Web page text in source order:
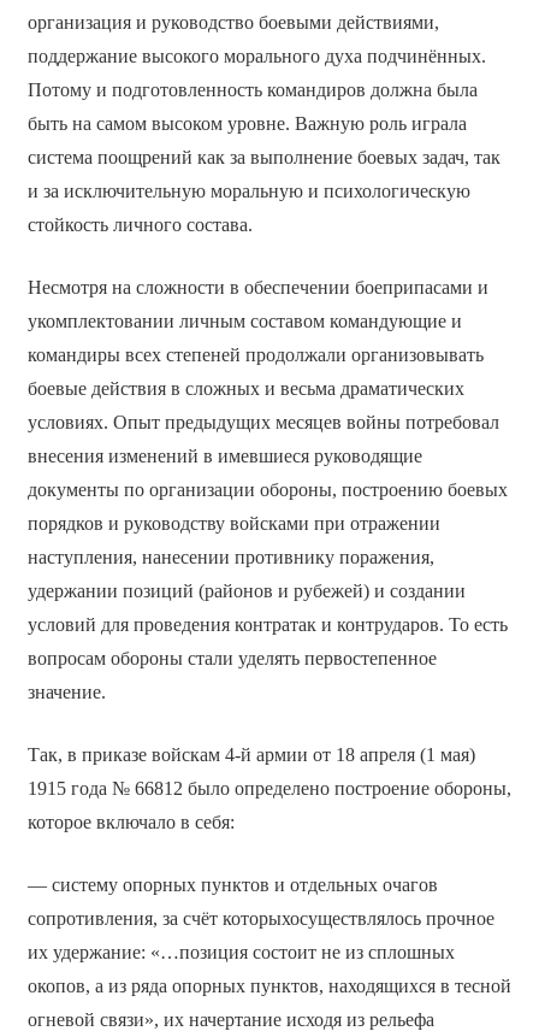
организация и руководство боевыми действиями,
поддержание высокого морального духа подчинённых.
Потому и подготовленность командиров должна была
быть на самом высоком уровне. Важную роль играла
система поощрений как за выполнение боевых задач, так
и за исключительную моральную и психологическую
стойкость личного состава.
Несмотря на сложности в обеспечении боеприпасами и
укомплектовании личным составом командующие и
командиры всех степеней продолжали организовывать
боевые действия в сложных и весьма драматических
условиях. Опыт предыдущих месяцев войны потребовал
внесения изменений в имевшиеся руководящие
документы по организации обороны, построению боевых
порядков и руководству войсками при отражении
наступления, нанесении противнику поражения,
удержании позиций (районов и рубежей) и создании
условий для проведения контратак и контрударов. То есть
вопросам обороны стали уделять первостепенное
значение.
Так, в приказе войскам 4-й армии от 18 апреля (1 мая)
1915 года № 66812 было определено построение обороны,
которое включало в себя:
— систему опорных пунктов и отдельных очагов
сопротивления, за счёт которыхосуществлялось прочное
их удержание: «…позиция состоит не из сплошных
окопов, а из ряда опорных пунктов, находящихся в тесной
огневой связи», их начертание исходя из рельефа